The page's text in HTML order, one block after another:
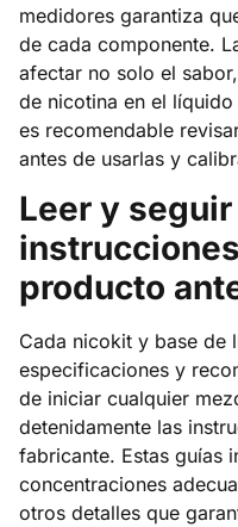
medidores garantiza
de cada componente.
afectar no solo el
de nicotina en el
es recomendable
antes de usarlas y
Leer y
producto
Cada nicokit y base de
especificaciones y
de iniciar cualquier
detenidamente las
fabricante. Estas guías
concentraciones
otros detalles que